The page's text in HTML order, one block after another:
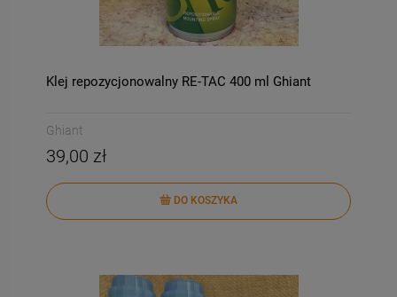
Klej repozycjonowalny RE-TAC 400 ml Ghiant
Ghiant
39,00 zł
DO KOSZYKA